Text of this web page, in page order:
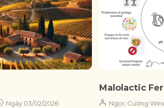
Ngày 03/02/2026
Malolactic
Ngọc Cường